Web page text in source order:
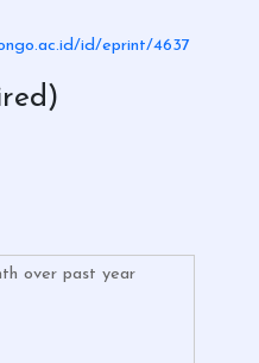
id/eprint/4637
over past year